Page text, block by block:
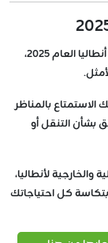
عند البحث عن الراحة والرفاهية أثناء استكشاف مدينة أنطاليا العام 2025،
بالمناظر
بشأن التنقل أو
لأنطاليا،
كل احتياجاتك